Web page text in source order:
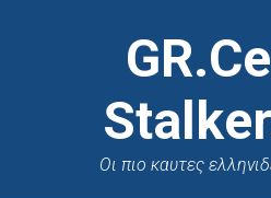
Oι πιο καυτες